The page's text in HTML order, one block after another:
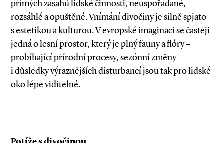
přímých zásahů lidské činnosti, neuspořádané,
rozsáhlé a opuštěné. Vnímání divočiny je silně spjato
s estetikou a kulturou. V evropské imaginaci se častěji
jedná o lesní prostor, který je plný fauny a flóry –
probíhající přírodní procesy, sezónní změny
i důsledky výraznějších disturbancí jsou tak pro lidské
oko lépe viditelné.